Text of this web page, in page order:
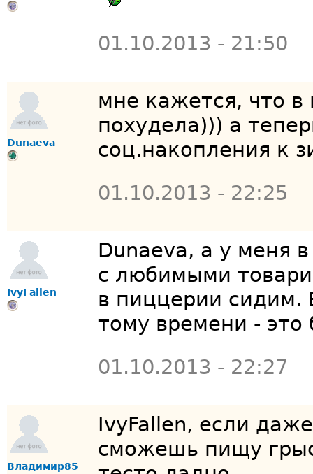
01.10.2013 - 21:50
Dunaeva
мне кажется, что в
похудела))) а
соц.накопления к
01.10.2013 - 22:25
IvyFallen
Dunaeva, а у меня
с любимыми
в пиццерии сидим.
тому времени -
01.10.2013 - 22:27
Владимир85
IvyFallen, если
сможешь пищу